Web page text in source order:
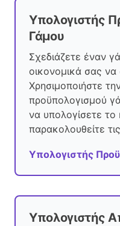
Υπολογιστής
Γάμου
Σχεδιάζετε έναν
οικονομικά σας
Χρησιμοποιήστε
προϋπολογισμού
να υπολογίσετε
παρακολουθείτε
Υπολογιστής
Υπολογιστής